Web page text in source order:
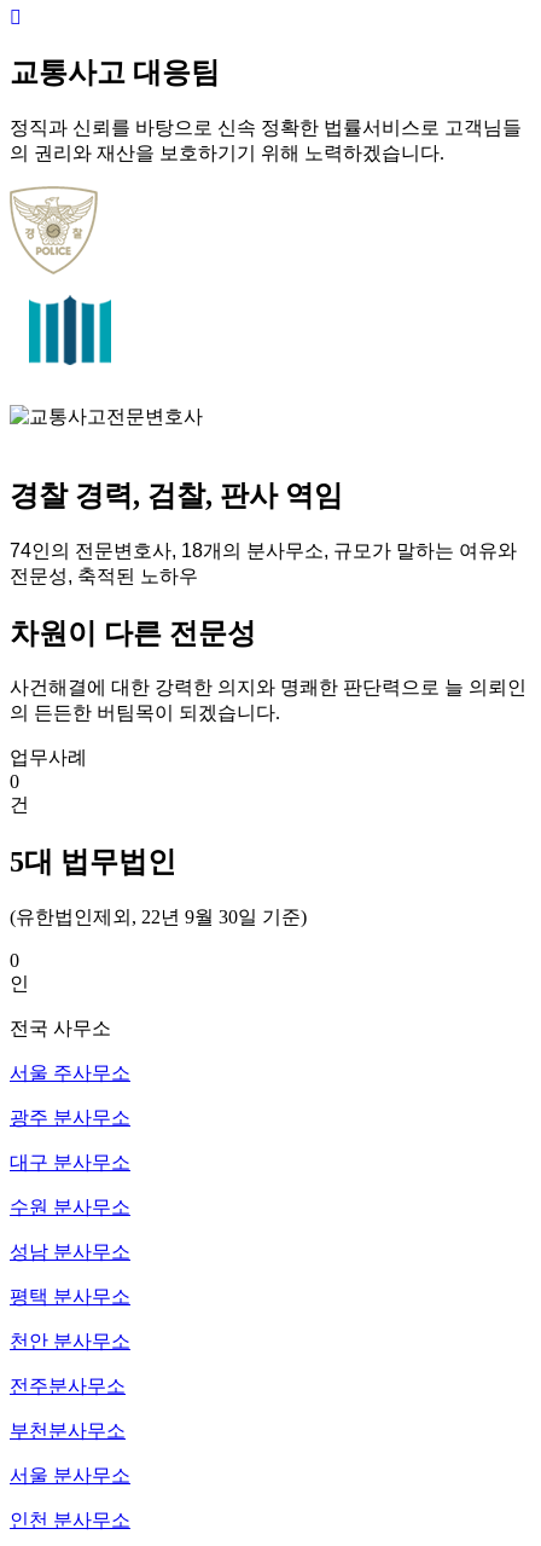
교통사고 대응팀
정직과 신뢰를 바탕으로 신속 정확한 법률서비스로 고객님들
의 권리와 재산을 보호하기기 위해 노력하겠습니다.
경찰 경력, 검찰, 판사 역임
74인의 전문변호사, 18개의 분사무소, 규모가 말하는 여유와
전문성, 축적된 노하우
차원이 다른 전문성
사건해결에 대한 강력한 의지와 명쾌한 판단력으로 늘 의뢰인
의 든든한 버팀목이 되겠습니다.
업무사례
0
건
5대 법무법인
(유한법인제외, 22년 9월 30일 기준)
0
인
전국 사무소
서울 주사무소
광주 분사무소
대구 분사무소
수원 분사무소
성남 분사무소
평택 분사무소
천안 분사무소
전주분사무소
부천분사무소
서울 분사무소
인천 분사무소